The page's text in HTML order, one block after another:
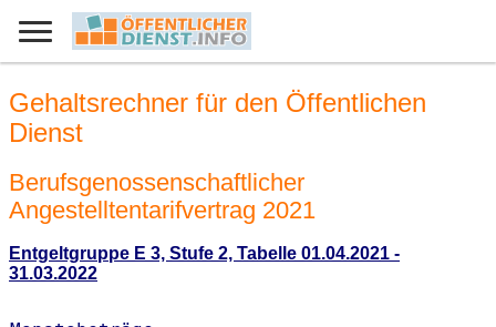
Gehaltsrechner für den Öffentlichen
Dienst
Berufsgenossenschaftlicher
Angestelltentarifvertrag 2021
Entgeltgruppe E 3, Stufe 2, Tabelle 01.04.2021 -
31.03.2022